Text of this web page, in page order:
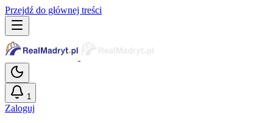
Przejdź do głównej treści
1
Zaloguj